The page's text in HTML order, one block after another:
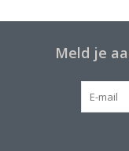
Meld je